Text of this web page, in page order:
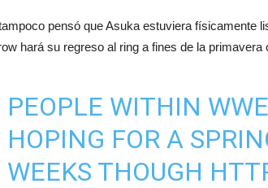
pensó que Asuka estuviera físicamente
hará su regreso al ring a fines de la primavera
PEOPLE WITHIN
HOPING FOR A
WEEKS THOUGH